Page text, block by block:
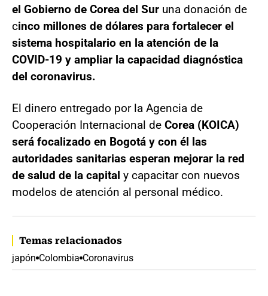
el Gobierno de Corea del Sur una donación de
cinco millones de dólares para fortalecer el
sistema hospitalario en la atención de la
COVID-19 y ampliar la capacidad diagnóstica
del coronavirus.
El dinero entregado por la Agencia de
Cooperación Internacional de Corea (KOICA)
será focalizado en Bogotá y con él las
autoridades sanitarias esperan mejorar la red
de salud de la capital y capacitar con nuevos
modelos de atención al personal médico.
Temas relacionados
japón Colombia Coronavirus